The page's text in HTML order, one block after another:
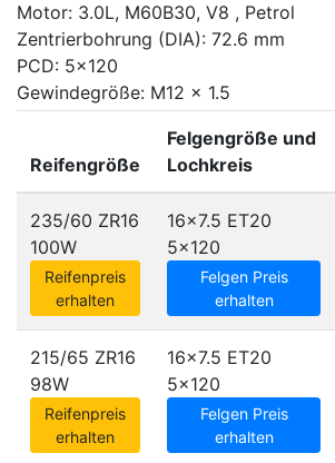
Motor: 3.0L, M60B30, V8 , Petrol
Zentrierbohrung (DIA): 72.6 mm
PCD: 5x120
Gewindegröße: M12 x 1.5
Reifengröße
Felgengröße und
Lochkreis
235/60 ZR16
100W
Reifenpreis
erhalten
16x7.5 ET20
5x120
Felgen Preis
erhalten
215/65 ZR16
98W
Reifenpreis
erhalten
16x7.5 ET20
5x120
Felgen Preis
erhalten